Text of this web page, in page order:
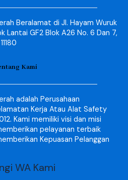
Beralamat di Jl. Hayam Wuruk
Lantai GF2 Blok A26 No. 6 Dan 7,
Kami
adalah Perusahaan
Kerja Atau Alat Safety
Kami memiliki visi dan misi
pelayanan terbaik
Kepuasan Pelanggan
WA Kami